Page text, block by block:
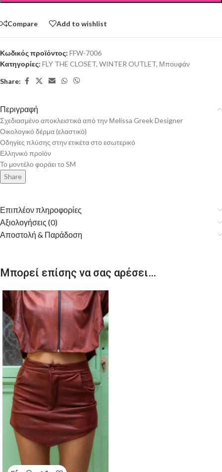
Compare Add to wishlist
Κωδικός προϊόντος: FFW-7006
Κατηγορίες: FLY THE CLOSET, WINTER OUTLET, Μπουφάν
Share:
Περιγραφή
Σχεδιασμένo αποκλειστικά από την Μelissa Greek Designer
Οικολογικό δέρμα (ελαστικό)
Οδηγίες πλύσης στην ετικέτα στο εσωτερικό
Ελληνικό προϊόν
Το μοντέλο φοράει το SM
Share
Επιπλέον πληροφορίες
Αξιολογήσεις (0)
Αποστολή & Παράδοση
Μπορεί επίσης να σας αρέσει…